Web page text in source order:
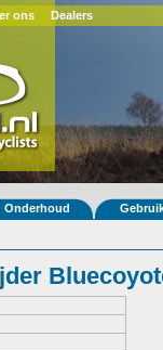
ons Dealers
Onderhoud